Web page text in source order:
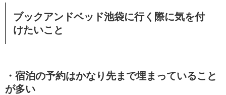
ブックアンドベッド池袋に行く際に気を付
けたいこと
・宿泊の予約はかなり先まで埋まっていること
が多い